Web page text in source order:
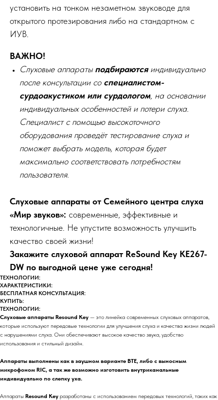
установить на тонком незаметном звуководе для
открытого протезирования либо на стандартном с
ИУВ.
ВАЖНО!
Слуховые аппараты подбираютсяиндивидуально
после консультации со специалистом-
сурдоакустиком или сурдологом, на основании
индивидуальных особенностей и потери слуха.
Специалист с помощью высокоточного
оборудования проведёт тестирование слуха и
поможет выбрать модель, которая будет
максимально соответствовать потребностям
пользователя.
Слуховые аппараты от Семейного центра слуха
«Мир звуков»: современные, эффективные и
технологичные. Не упустите возможность улучшить
качество своей жизни!
Закажите слуховой аппарат ReSound Key KE267-
DW по выгодной цене уже сегодня!
ТЕХНОЛОГИИ:
ХАРАКТЕРИСТИКИ:
БЕСПЛАТНАЯ КОНСУЛЬТАЦИЯ:
КУПИТЬ:
ТЕХНОЛОГИИ:
Слуховые аппараты Resound Key — это линейка современных слуховых аппаратов,
которые используют передовые технологии для улучшения слуха и качества жизни людей
с нарушениями слуха. Они обеспечивают высокое качество звука, удобство
использования и стильный дизайн.
Аппараты выполнены как в заушном варианте BTE, либо с выносным
микрофоном RIC, а так же возможно изготовить внутриканальные
индивидуально по слепку уха.
Аппараты Resound Key разработаны с использованием передовых технологий, таких как